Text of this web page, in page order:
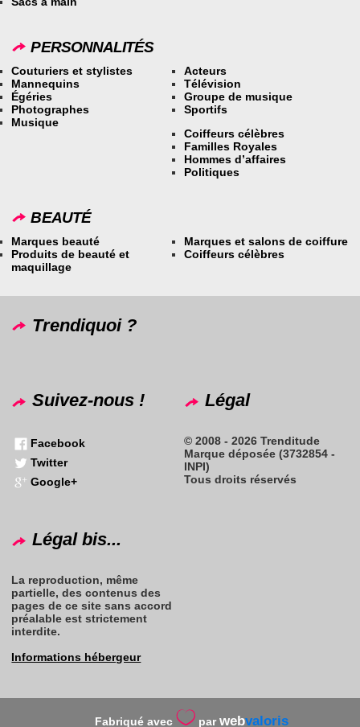
PERSONNALITÉS
Couturiers et stylistes
Mannequins
Égéries
Photographes
Musique
Acteurs
Télévision
Groupe de musique
Sportifs
Coiffeurs célèbres
Familles Royales
Hommes d’affaires
Politiques
BEAUTÉ
Marques beauté
Produits de beauté et
maquillage
Marques et salons de coiffure
Coiffeurs célèbres
Trendiquoi ?
Suivez-nous !
Facebook
Twitter
Google+
Légal
© 2008 - 2026 Trenditude
Marque déposée (3732854 -
INPI)
Tous droits réservés
Légal bis...
La reproduction, même
partielle, des contenus des
pages de ce site sans accord
préalable est strictement
interdite.
Informations hébergeur
Fabriqué avec parwebvaloris